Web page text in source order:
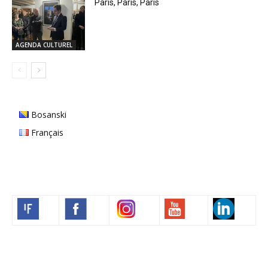
AGENDA CULTUREL
Paris, Paris, Paris
Bosanski
Français